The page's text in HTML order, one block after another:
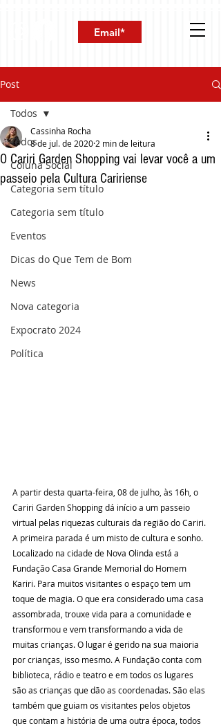
Post
Todos
Coluna Social
Categoria sem título
Categoria sem título
Eventos
Dicas do Que Tem de Bom
News
Nova categoria
Expocrato 2024
Política
Todos
O Cariri Garden Shopping vai levar você a um
passeio pela Cultura Caririense
Cassinha Rocha
8 de jul. de 2020 2 min de leitura
A partir desta quarta-feira, 08 de julho, às 16h, o
Cariri Garden Shopping dá início a um passeio
virtual pelas riquezas culturais da região do Cariri.
A primeira parada é um misto de cultura e sonho.
Localizado na cidade de Nova Olinda está a
Fundação Casa Grande Memorial do Homem
Kariri. Para muitos visitantes o espaço tem um
toque de magia. O que era considerado uma casa
assombrada, trouxe vida para a comunidade e
transformou e vem transformando a vida de
muitas crianças. O lugar é gerido na sua maioria
por crianças, isso mesmo. A Fundação conta com
biblioteca, rádio e teatro e em todos os lugares
são as crianças que dão as coordenadas. São elas
também que guiam os visitantes pelos objetos
que contam a história de uma outra época, todos